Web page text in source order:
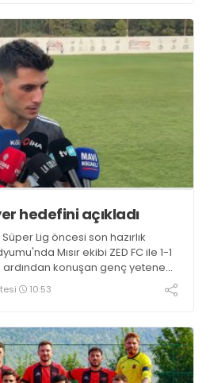
hedefini açıkladı
Lig öncesi son hazırlık
Mısır ekibi ZED FC ile 1-1
ardından konuşan genç yetenek
iyi değildik ama soyunma
geldik. Tek önceliğim
10:53